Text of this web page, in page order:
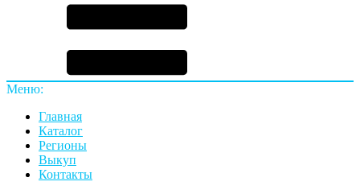
Меню:
Главная
Каталог
Регионы
Выкуп
Контакты